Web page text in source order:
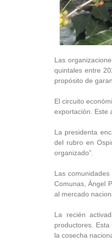
Las
quintales entre
propósito de
El circuito
exportación. Este
La presidenta
del rubro en
organizado”.
Las
Comunas, Ángel
al mercado
La recién
productores.
la cosecha